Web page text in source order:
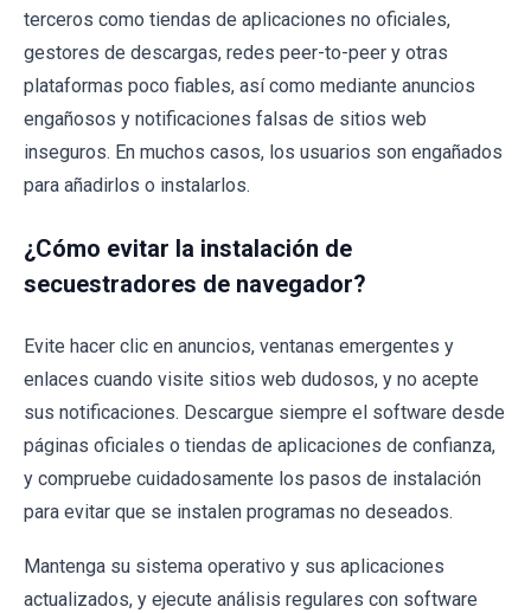
terceros como tiendas de aplicaciones no oficiales,
gestores de descargas, redes peer-to-peer y otras
plataformas poco fiables, así como mediante anuncios
engañosos y notificaciones falsas de sitios web
inseguros. En muchos casos, los usuarios son engañados
para añadirlos o instalarlos.
¿Cómo evitar la instalación de
secuestradores de navegador?
Evite hacer clic en anuncios, ventanas emergentes y
enlaces cuando visite sitios web dudosos, y no acepte
sus notificaciones. Descargue siempre el software desde
páginas oficiales o tiendas de aplicaciones de confianza,
y compruebe cuidadosamente los pasos de instalación
para evitar que se instalen programas no deseados.
Mantenga su sistema operativo y sus aplicaciones
actualizados, y ejecute análisis regulares con software